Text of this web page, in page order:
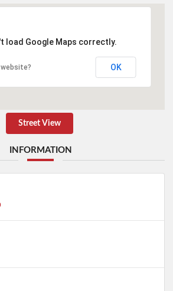
load Google Maps correctly.
OK
Street View
INFORMATION